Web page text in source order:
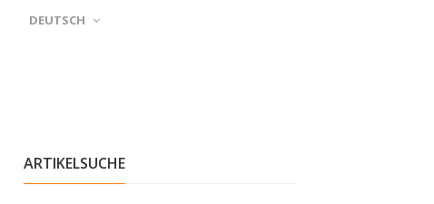
DEUTSCH
ARTIKELSUCHE